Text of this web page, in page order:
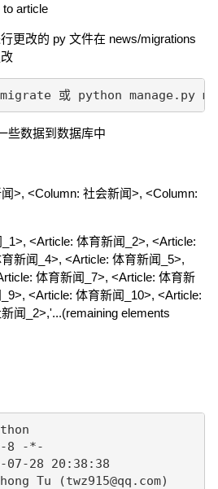
article
更改的 py 文件在 news/migrations
或 python manage.py
些数据到数据库中
>, <Column: 社会新闻>, <Column:
<Article: 体育新闻_2>, <Article:
新闻_4>, <Article: 体育新闻_5>,
体育新闻_7>, <Article: 体育新
<Article: 体育新闻_10>, <Article:
闻_2>,'...(remaining elements
8 -*-
07-28 20:38:38
Tu (twz915@qq.com)